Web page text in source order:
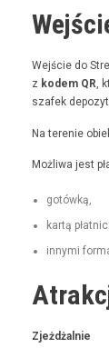
Wejś­cie do
z kodem QR,
szafek
Na tere­nie
Możli­wa jest
gotówką,
kartą
inny­mi
Zjeżdżal­nie